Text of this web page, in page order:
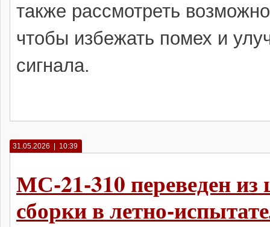
также рассмотреть
чтобы избежать помех и
сигнала.
31.05.2026 | 10:39
МС-21-310 переведен из
сборки в летно-